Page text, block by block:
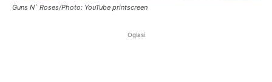
Guns N` Roses/Photo: YouTube printscreen
Oglasi